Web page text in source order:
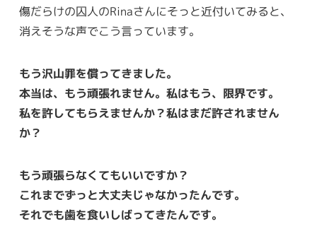
傷だらけの囚人のRinaさんにそっと近付いてみると、
消えそうな声でこう言っています。
もう沢山罪を償ってきました。
本当は、もう頑張れません。私はもう、限界です。
私を許してもらえませんか？私はまだ許されません
か？
もう頑張らなくてもいいですか？
これまでずっと大丈夫じゃなかったんです。
それでも歯を食いしばってきたんです。